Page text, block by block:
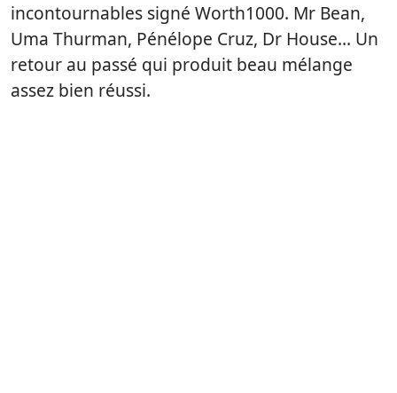
incontournables signé Worth1000. Mr Bean,
Uma Thurman, Pénélope Cruz, Dr House… Un
retour au passé qui produit beau mélange
assez bien réussi.